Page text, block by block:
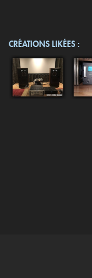
CRÉATIONS LIKÉES :